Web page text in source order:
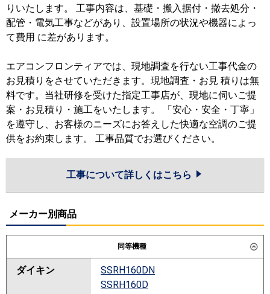
りいたします。 工事内容は、基礎・搬入据付・撤去処分・
配管・電気工事などがあり、設置場所の状況や機器によっ
て費用 に差があります。
エアコンフロンティアでは、現地調査を行ない工事代金の
お見積りをさせていただきます。現地調査・お見 積りは無
料です。当社研修を受けた指定工事店が、現地に伺いご提
案・お見積り・施工をいたします。 「安心・安全・丁寧」
を遵守し、お客様のニーズにお答えした快適な空調のご提
供をお約束します。 工事品質でお選びください。
工事について詳しくはこちら
メーカー別商品
同等機種
ダイキン
SSRH160DN
SSRH160D